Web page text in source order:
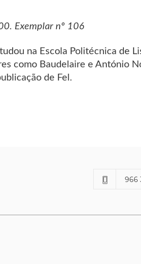
Exemplar nº 106
na Escola Politécnica de
como Baudelaire e António
de Fel.
966